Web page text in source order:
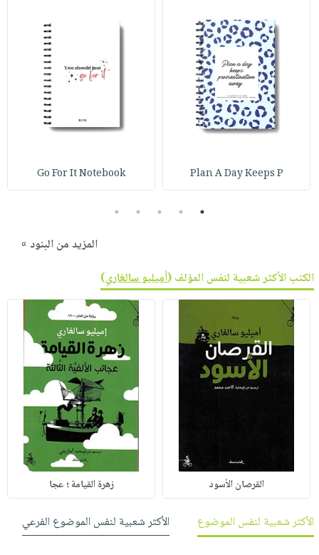
Plan A Day Keeps P
Go For It Notebook
1
2
3
4
5
المزيد من البنود »
الكتب الأكثر شعبية لنفس المؤلف (أميليو سالغاري)
القرصان الأسود زهرة القيامة ؛ عجا
الأكثر شعبية لنفس الموضوع الأكثر شعبية لنفس الموضوع الفرعي